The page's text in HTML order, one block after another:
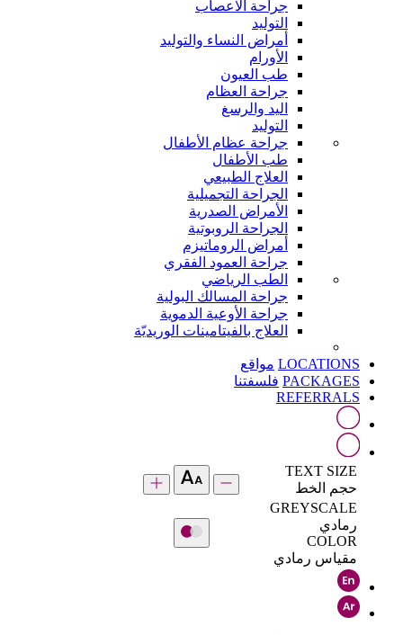
جراحة الاعصاب
التوليد
أمراض النساء والتوليد
الأورام
طب العيون
جراحة العظام
اليد والرسغ
التوليد
جراحة عظام الأطفال
طب الأطفال
العلاج الطبيعي
الجراحة التجميلية
الأمراض الصدرية
الجراحة الروبوتية
أمراض الروماتيزم
جراحة العمود الفقري
الطب الرياضي
جراحة المسالك البولية
جراحة الأوعية الدموية
العلاج بالفيتامينات الوريديّة
LOCATIONS مواقع
PACKAGES فلسفتنا
REFERRALS
TEXT SIZE
حجم الخط
GREYSCALE
رمادي
COLOR
مقياس رمادي